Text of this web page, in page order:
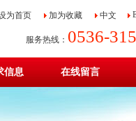
为首页 加为收藏 中文
服务热线： 0536-
信息 在线留言